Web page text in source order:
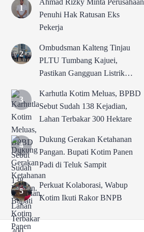
Ahmad Rizky Minta Perusahaan
Penuhi Hak Ratusan Eks
Pekerja
Ombudsman Kalteng Tinjau
PLTU Tumbang Kajuei,
Pastikan Gangguan Listrik
Karhutla Kotim Meluas, BPBD
Sebut Sudah 138 Kejadian,
Lahan Terbakar 300 Hektare
Dukung Gerakan Ketahanan
Pangan. Bupati Kotim Panen
Padi di Teluk Sampit
Perkuat Kolaborasi, Wabup
Kotim Ikuti Rakor BNPB